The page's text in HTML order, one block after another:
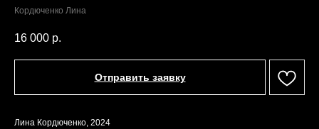
Кордюченко Лина
16 000 р.
Отправить заявку
Лина Кордюченко, 2024